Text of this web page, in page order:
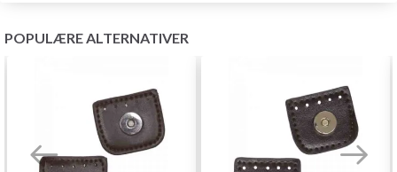
POPULÆRE ALTERNATIVER